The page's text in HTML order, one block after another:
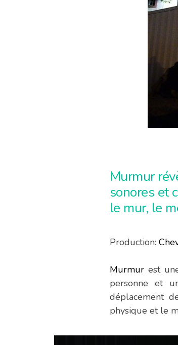
Murmur
sonores et
le mur, le
Production:
Murmur est
personne et
déplacement
physique et le